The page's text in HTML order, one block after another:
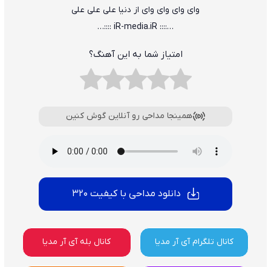
وای وای وای وای از دنیا علی علی علی
…:::: iR-media.iR ::::…
امتیاز شما به این آهنگ؟
همینجا مداحی رو آنلاین گوش کنین
دانلود مداحی با کیفیت 320
کانال تلگرام آی آر مدیا کانال بله آی آر مدیا